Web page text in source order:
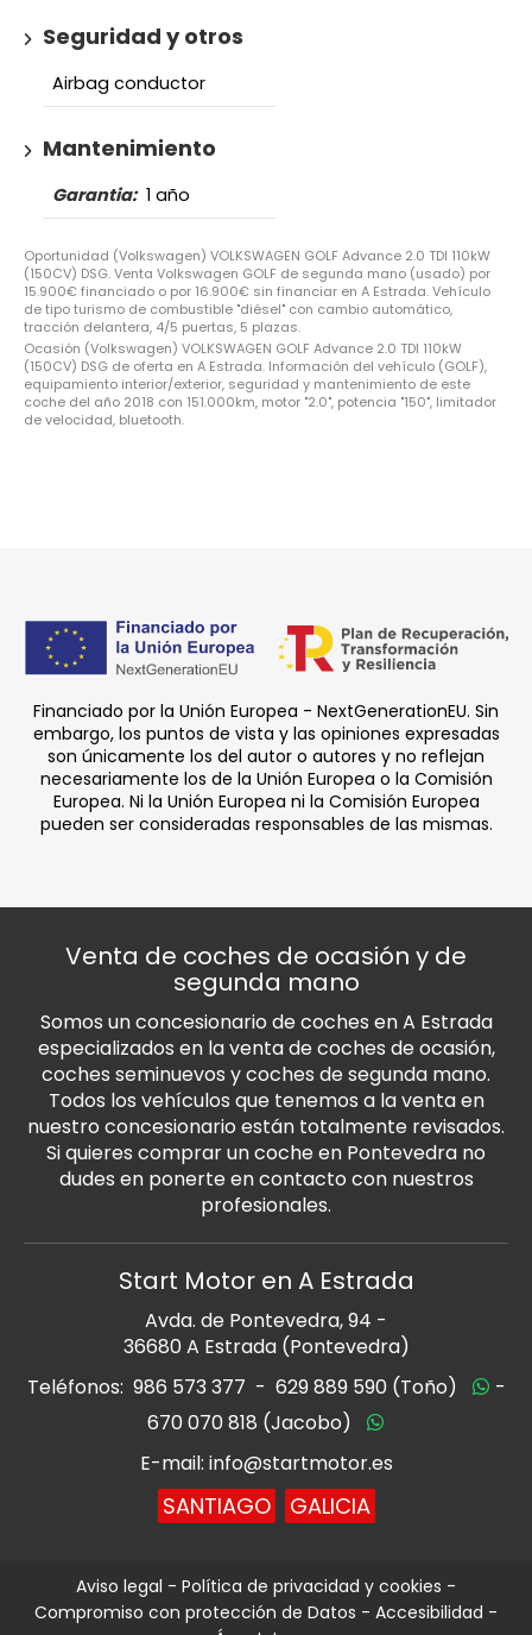
Seguridad y otros
Airbag conductor
Mantenimiento
Garantia: 1 año
Oportunidad (Volkswagen) VOLKSWAGEN GOLF Advance 2.0 TDI 110kW
(150CV) DSG. Venta Volkswagen GOLF de segunda mano (usado) por
15.900€ financiado o por 16.900€ sin financiar en A Estrada. Vehículo
de tipo turismo de combustible "diésel" con cambio automático,
tracción delantera, 4/5 puertas, 5 plazas.
Ocasión (Volkswagen) VOLKSWAGEN GOLF Advance 2.0 TDI 110kW
(150CV) DSG de oferta en A Estrada. Información del vehículo (GOLF),
equipamiento interior/exterior, seguridad y mantenimiento de este
coche del año 2018 con 151.000km, motor "2.0", potencia "150", limitador
de velocidad, bluetooth.
Financiado por la Unión Europea - NextGenerationEU. Sin
embargo, los puntos de vista y las opiniones expresadas
son únicamente los del autor o autores y no reflejan
necesariamente los de la Unión Europea o la Comisión
Europea. Ni la Unión Europea ni la Comisión Europea
pueden ser consideradas responsables de las mismas.
Venta de coches de ocasión y de
segunda mano
Somos un concesionario de coches en A Estrada
especializados en la venta de coches de ocasión,
coches seminuevos y coches de segunda mano.
Todos los vehículos que tenemos a la venta en
nuestro concesionario están totalmente revisados.
Si quieres comprar un coche en Pontevedra no
dudes en ponerte en contacto con nuestros
profesionales.
Start Motor en A Estrada
Avda. de Pontevedra, 94 -
36680 A Estrada (Pontevedra)
Teléfonos: 986 573 377 - 629 889 590 (Toño)
-
670 070 818 (Jacobo)
E-mail: info@startmotor.es
SANTIAGO GALICIA
Aviso legal - Política de privacidad y cookies -
Compromiso con protección de Datos - Accesibilidad -